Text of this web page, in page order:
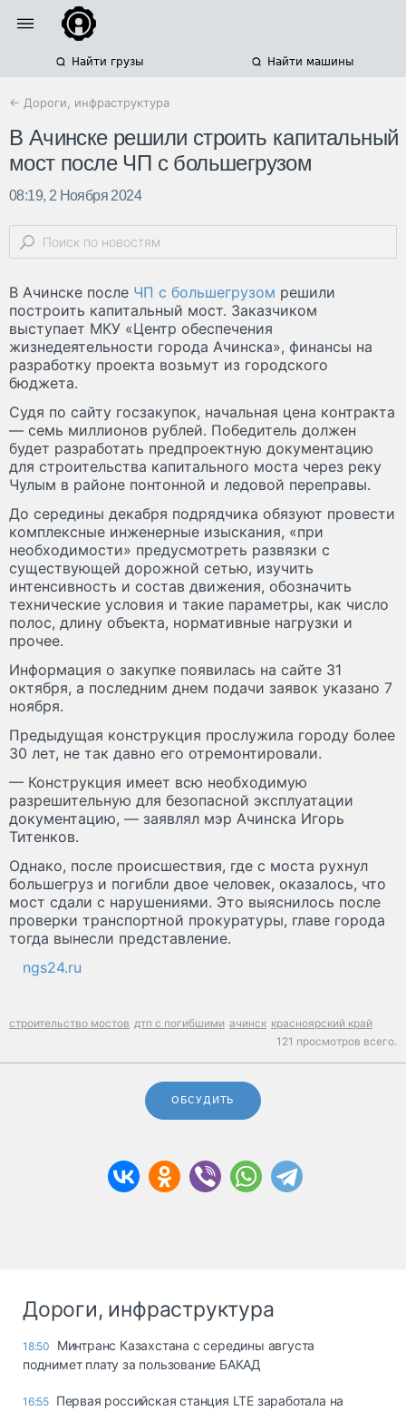
Найти грузы Найти машины
← Дороги, инфраструктура
В Ачинске решили строить капитальный
мост после ЧП с большегрузом
08:19, 2 Ноября 2024
В Ачинске после ЧП с большегрузом решили
построить капитальный мост. Заказчиком
выступает МКУ «Центр обеспечения
жизнедеятельности города Ачинска», финансы на
разработку проекта возьмут из городского
бюджета.
Судя по сайту госзакупок, начальная цена контракта
— семь миллионов рублей. Победитель должен
будет разработать предпроектную документацию
для строительства капитального моста через реку
Чулым в районе понтонной и ледовой переправы.
До середины декабря подрядчика обязуют провести
комплексные инженерные изыскания, «при
необходимости» предусмотреть развязки с
существующей дорожной сетью, изучить
интенсивность и состав движения, обозначить
технические условия и такие параметры, как число
полос, длину объекта, нормативные нагрузки и
прочее.
Информация о закупке появилась на сайте 31
октября, а последним днем подачи заявок указано 7
ноября.
Предыдущая конструкция прослужила городу более
30 лет, не так давно его отремонтировали.
— Конструкция имеет всю необходимую
разрешительную для безопасной эксплуатации
документацию, — заявлял мэр Ачинска Игорь
Титенков.
Однако, после происшествия, где с моста рухнул
большегруз и погибли двое человек, оказалось, что
мост сдали с нарушениями. Это выяснилось после
проверки транспортной прокуратуры, главе города
тогда вынесли представление.
ngs24.ru
строительство мостов дтп с погибшими ачинск красноярский край
121 просмотров всего.
ОБСУДИТЬ
Дороги, инфраструктура
18:50
Минтранс Казахстана с середины августа
поднимет плату за пользование БАКАД
16:55 Первая российская станция LTE заработала на